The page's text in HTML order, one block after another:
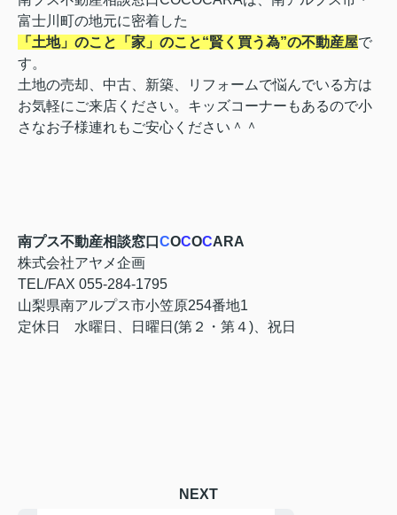
富士川町の地元に密着した
「土地」のこと「家」のこと“賢く買う為”の不動産屋で
す。
土地の売却、中古、新築、リフォームで悩んでいる方は
お気軽にご来店ください。キッズコーナーもあるので小
さなお子様連れもご安心ください＾＾
南プス不動産相談窓口 COCOCARA
株式会社アヤメ企画
TEL/FAX 055-284-1795
山梨県南アルプス市小笠原254番地1
定休日 水曜日、日曜日(第２・第４)、祝日
NEXT